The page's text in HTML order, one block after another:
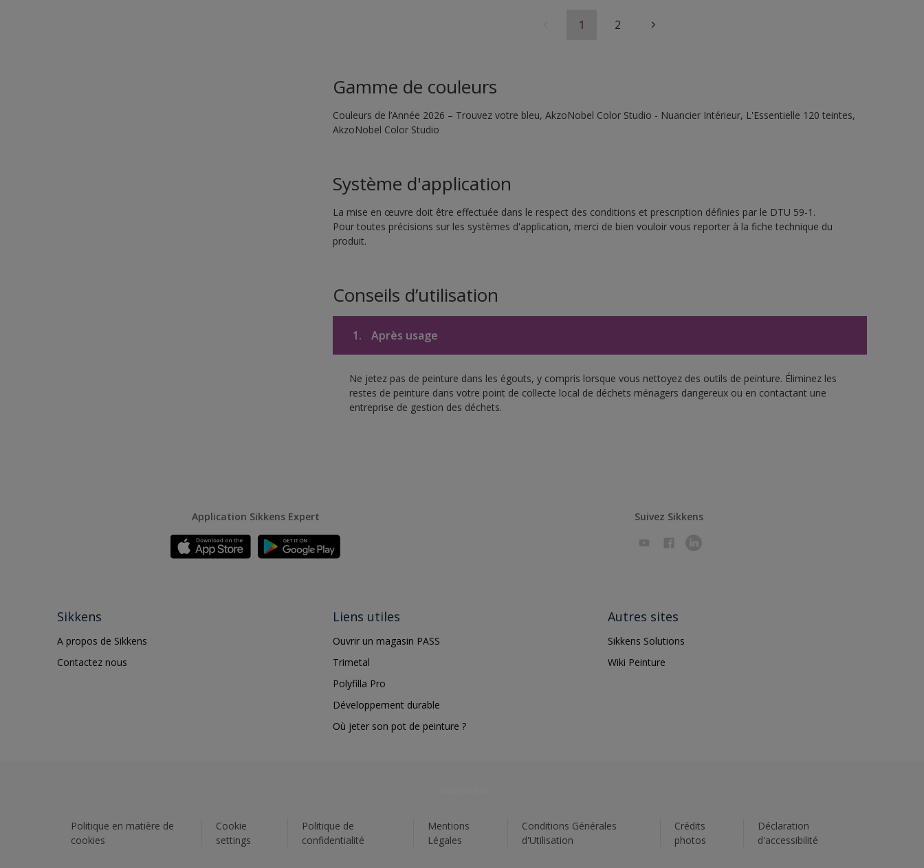
1 2
Gamme de couleurs
Couleurs de l’Année 2026 – Trouvez votre bleu, AkzoNobel Color Studio - Nuancier Intérieur, L'Essentielle 120 teintes,
AkzoNobel Color Studio
Système d'application
La mise en œuvre doit être effectuée dans le respect des conditions et prescription définies par le DTU 59-1.
Pour toutes précisions sur les systèmes d'application, merci de bien vouloir vous reporter à la fiche technique du
produit.
Conseils d’utilisation
1. Après usage
Ne jetez pas de peinture dans les égouts, y compris lorsque vous nettoyez des outils de peinture. Éliminez les
restes de peinture dans votre point de collecte local de déchets ménagers dangereux ou en contactant une
entreprise de gestion des déchets.
Application Sikkens Expert Suivez Sikkens
Sikkens
A propos de Sikkens
Contactez nous
Liens utiles
Ouvrir un magasin PASS
Trimetal
Polyfilla Pro
Développement durable
Où jeter son pot de peinture ?
Autres sites
Sikkens Solutions
Wiki Peinture
Politique en matière de
cookies
Cookie
settings
Politique de
confidentialité
Mentions
Légales
Conditions Générales
d'Utilisation
Crédits
photos
Déclaration
d'accessibilité